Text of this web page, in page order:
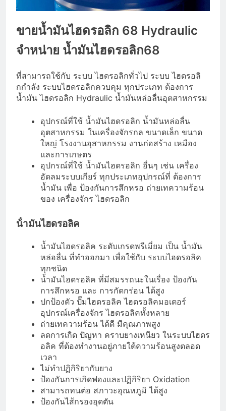
ขายน้ำมันไฮดรอลิก 68 Hydraulic
จำหน่าย น้ำมันไฮดรอลิก68
ที่สามารถใช้กับ ระบบ ไฮดรอลิกทั่วไป ระบบ ไฮดรอลิ
กกำลัง ระบบไฮดรอลิกควบคุม ทุกประเภท ต้องการ
น้ำมัน ไฮดรอลิก Hydraulic น้ำมันหล่อลื่นอุตสาหกรรม
อุปกรณ์ที่ใช้ น้ำมันไฮดรอลิก น้ำมันหล่อลื่น
อุตสาหกรรม ในเครื่องจักรกล ขนาดเล็ก ขนาด
ใหญ่ โรงงานอุสาหกรรม งานก่อสร้าง เหมือง
และการเกษตร
อุปกรณ์ที่ใช้ น้ำมันไฮดรอลิก อื่นๆ เช่น เครื่อง
อัดลมระบบเกียร์ ทุกประเภทอุปกรณ์ที่ ต้องการ
น้ำมัน เพื่อ ป้องกันการสึกหรอ ถ่ายเทความร้อน
ของ เครื่องจักร ไฮดรอลิก
น้ํามันไฮดรอลิค
น้ำมันไฮดรอลิค ระดับเกรดพรีเมี่ยม เป็น น้ำมัน
หล่อลื่น ที่ทำออกมา เพื่อใช้กับ ระบบไฮดรอลิค
ทุกชนิด
น้ำมันไฮดรอลิค ที่มีสมรรถนะในเรื่อง ป้องกัน
การสึกหรอ และ การกัดกร่อน ได้สูง
ปกป้องตัว ปั๊มไฮดรอลิค ไฮดรอลิคมอเตอร์
อุปกรณ์เครื่องจักร ไฮดรอลิคทั้งหลาย
ถ่ายเทความร้อน ได้ดี มีคุณภาพสูง
ลดการเกิด ปัญหา คราบยางเหนียว ในระบบไฮดร
อลิค ที่ต้องทำงานอยู่ภายใต้ความร้อนสูงตลอด
เวลา
ไม่ทำปฏิกิริยากับยาง
ป้องกันการเกิดฟองและปฏิกิริยา Oxidation
สามารถทนต่อ สภาวะอุณหภูมิ ได้สูง
ป้องกันไส้กรองอุดตัน